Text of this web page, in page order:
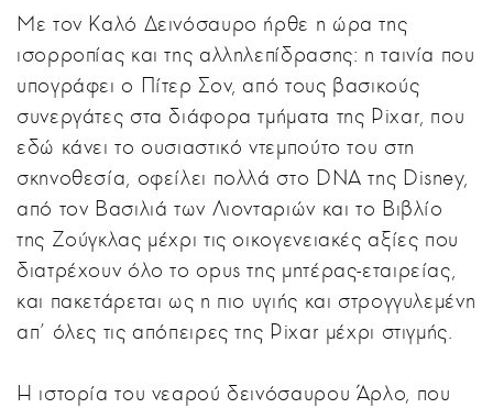
Με τον Καλό Δεινόσαυρο ήρθε η ώρα της
ισορροπίας και της αλληλεπίδρασης: η ταινία που
υπογράφει ο Πίτερ Σον, από τους βασικούς
συνεργάτες στα διάφορα τμήματα της Pixar, που
εδώ κάνει το ουσιαστικό ντεμπούτο του στη
σκηνοθεσία, οφείλει πολλά στο DNA της Disney,
από τον Βασιλιά των Λιονταριών και το Βιβλίο
της Ζούγκλας μέχρι τις οικογενειακές αξίες που
διατρέχουν όλο το opus της μητέρας-εταιρείας,
και πακετάρεται ως η πιο υγιής και στρογγυλεμένη
απ' όλες τις απόπειρες της Pixar μέχρι στιγμής.
Η ιστορία του νεαρού δεινόσαυρου Άρλο, που